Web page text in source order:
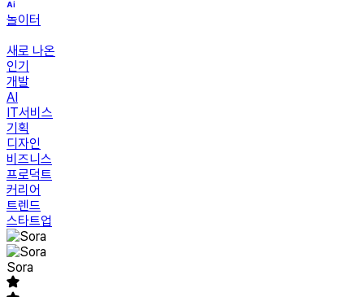
놀이터
새로 나온
인기
개발
AI
IT서비스
기획
디자인
비즈니스
프로덕트
커리어
트렌드
스타트업
Sora